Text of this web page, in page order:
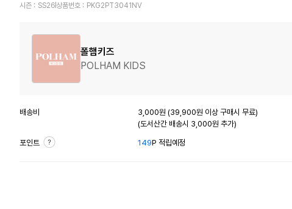
시즌 : SS26 상품번호 : PKG2PT3041NV
폴햄키즈
POLHAM KIDS
배송비
3,000원 (39,900원 이상 구매시 무료)
(도서산간 배송시 3,000원 추가)
포인트 149P 적립예정